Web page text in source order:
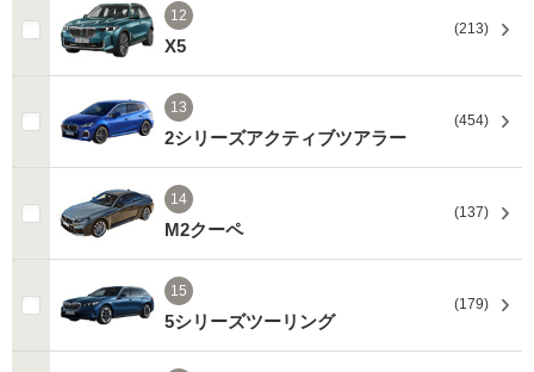
12
X5
(213)
13
2シリーズアクティブツアラー
(454)
14
M2クーペ
(137)
15
5シリーズツーリング
(179)